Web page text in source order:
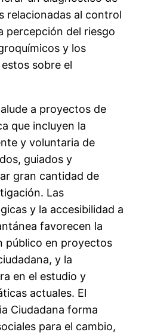
relacionadas al control
percepción del riesgo
y los
sobre el
a proyectos de
que incluyen la
y voluntaria de
guiados y
gran cantidad de
Las
y la accesibilidad a
favorecen la
público en proyectos
y la
en el estudio y
actuales. El
Ciudadana forma
para el cambio,